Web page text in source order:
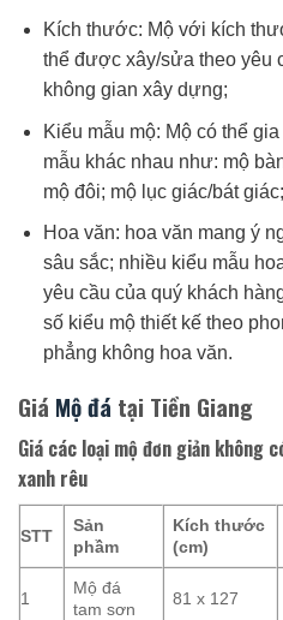
Kích thước: Mộ với kích
thể được xây/sửa theo yêu
không gian xây dựng;
Kiểu mẫu mộ: Mộ có thể
mẫu khác nhau như: mộ
mộ đôi; mộ lục giác/bát
Hoa văn: hoa văn mang ý
sâu sắc; nhiều kiểu mẫu
yêu cầu của quý khách
số kiểu mộ thiết kế theo
phẳng không hoa văn.
Giá Mộ đá tại Tiền Giang
Giá các loại mộ đơn giản không
xanh rêu
STT
Sản
phầm
Kích thước
(cm)
1
Mộ đá
tam sơn
81 x 127